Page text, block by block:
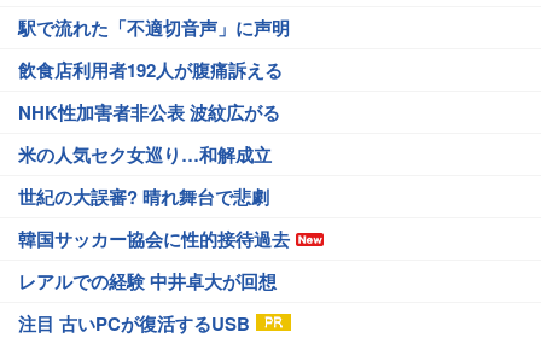
駅で流れた「不適切音声」に声明
飲食店利用者192人が腹痛訴える
NHK性加害者非公表 波紋広がる
米の人気セク女巡り…和解成立
世紀の大誤審? 晴れ舞台で悲劇
韓国サッカー協会に性的接待過去
レアルでの経験 中井卓大が回想
注目 古いPCが復活するUSB